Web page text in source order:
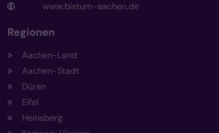
www.bistum-aachen.de
Regionen
Aachen-Land
Aachen-Stadt
Düren
Eifel
Heinsberg